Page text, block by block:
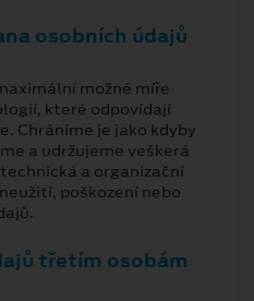
osobních údajů
možné míře
které odpovídají
Chráníme je jako kdyby
a udržujeme veškerá
a organizační
poškození nebo
třetím osobám